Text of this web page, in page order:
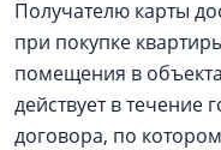
Получателю карты
при покупке
помещения в
действует в течение
договора, по